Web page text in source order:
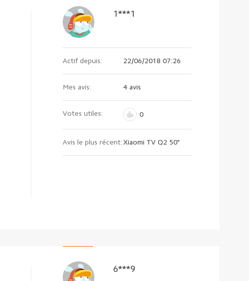
1***1
Actif depuis: 22/06/2018 07:26
Mes avis: 4 avis
Votes utiles: 0
Avis le plus récent:Xiaomi TV Q2 50"
6***9